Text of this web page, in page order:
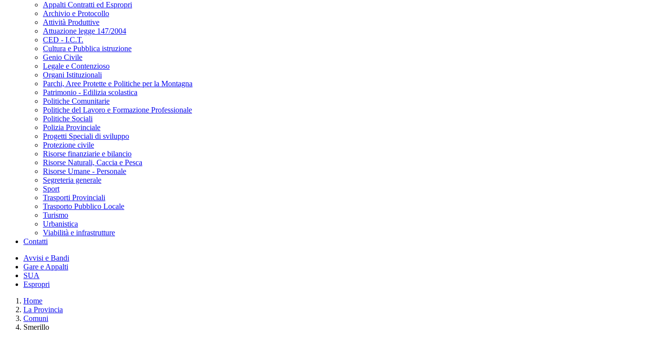
Appalti Contratti ed Espropri
Archivio e Protocollo
Attività Produttive
Attuazione legge 147/2004
CED - I.C.T.
Cultura e Pubblica istruzione
Genio Civile
Legale e Contenzioso
Organi Istituzionali
Parchi, Aree Protette e Politiche per la Montagna
Patrimonio - Edilizia scolastica
Politiche Comunitarie
Politiche del Lavoro e Formazione Professionale
Politiche Sociali
Polizia Provinciale
Progetti Speciali di sviluppo
Protezione civile
Risorse finanziarie e bilancio
Risorse Naturali, Caccia e Pesca
Risorse Umane - Personale
Segreteria generale
Sport
Trasporti Provinciali
Trasporto Pubblico Locale
Turismo
Urbanistica
Viabilità e infrastrutture
Contatti
Avvisi e Bandi
Gare e Appalti
SUA
Espropri
Home
La Provincia
Comuni
Smerillo